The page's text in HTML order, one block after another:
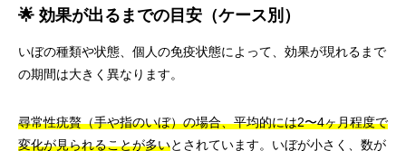
🌟 効果が出るまでの目安（ケース別）
いぼの種類や状態、個人の免疫状態によって、効果が現れるまで
の期間は大きく異なります。
尋常性疣贅（手や指のいぼ）の場合、平均的には2〜4ヶ月程度で
変化が見られることが多いとされています。いぼが小さく、数が